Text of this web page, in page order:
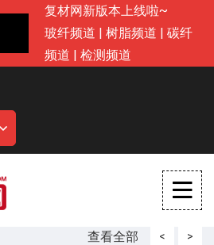
复材网新版本上线啦~
玻纤频道 | 树脂频道 | 碳纤
频道 | 检测频道
查看全部 < >